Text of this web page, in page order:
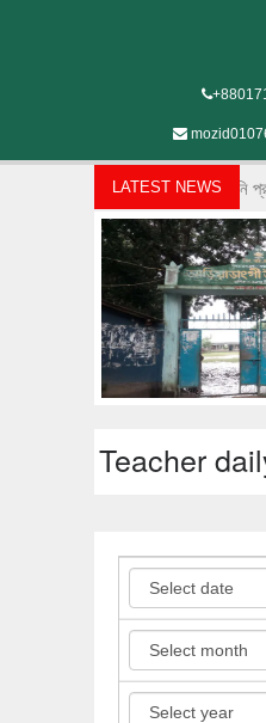
LATEST NEWS
শিক্ষা প্রতিষ্ঠানে যৌন হয়রানি
Teacher